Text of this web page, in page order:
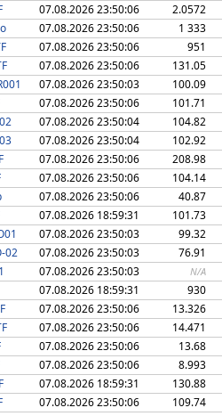
07.08.2026 23:50:06
2.0572
07.08.2026 23:50:06
1 333
07.08.2026 23:50:06
951
07.08.2026 23:50:06
131.05
07.08.2026 23:50:03
100.09
07.08.2026 23:50:06
101.71
07.08.2026 23:50:04
104.82
07.08.2026 23:50:04
102.92
07.08.2026 23:50:06
208.98
07.08.2026 23:50:06
104.14
07.08.2026 23:50:06
40.87
07.08.2026 18:59:31
101.73
07.08.2026 23:50:03
99.32
02
07.08.2026 23:50:03
76.91
07.08.2026 23:50:03 N/A
07.08.2026 18:59:31
930
07.08.2026 23:50:06
13.326
07.08.2026 23:50:06
14.471
07.08.2026 23:50:06
13.68
07.08.2026 23:50:06
8.993
07.08.2026 18:59:31
130.88
07.08.2026 23:50:06
109.74